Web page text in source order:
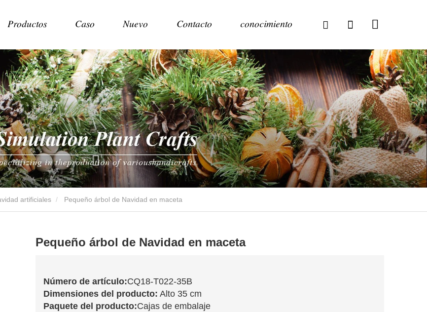
Productos Caso Nuevo Contacto conocimiento
artificiales Pequeño árbol de Navidad en maceta
Pequeño árbol de Navidad en maceta
Número de artículo:CQ18-T022-35B
Dimensiones del producto: Alto 35 cm
Paquete del producto:Cajas de embalaje